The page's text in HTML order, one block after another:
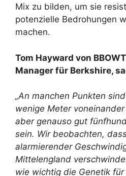
Mix zu bilden, um sie
potenzielle Bedrohungen
machen.
Tom Hayward von
Manager für Berkshire,
„An manchen Punkten
wenige Meter
aber genauso gut
sein. Wir beobachten,
alarmierender
Mittelengland
wie wichtig die Genetik